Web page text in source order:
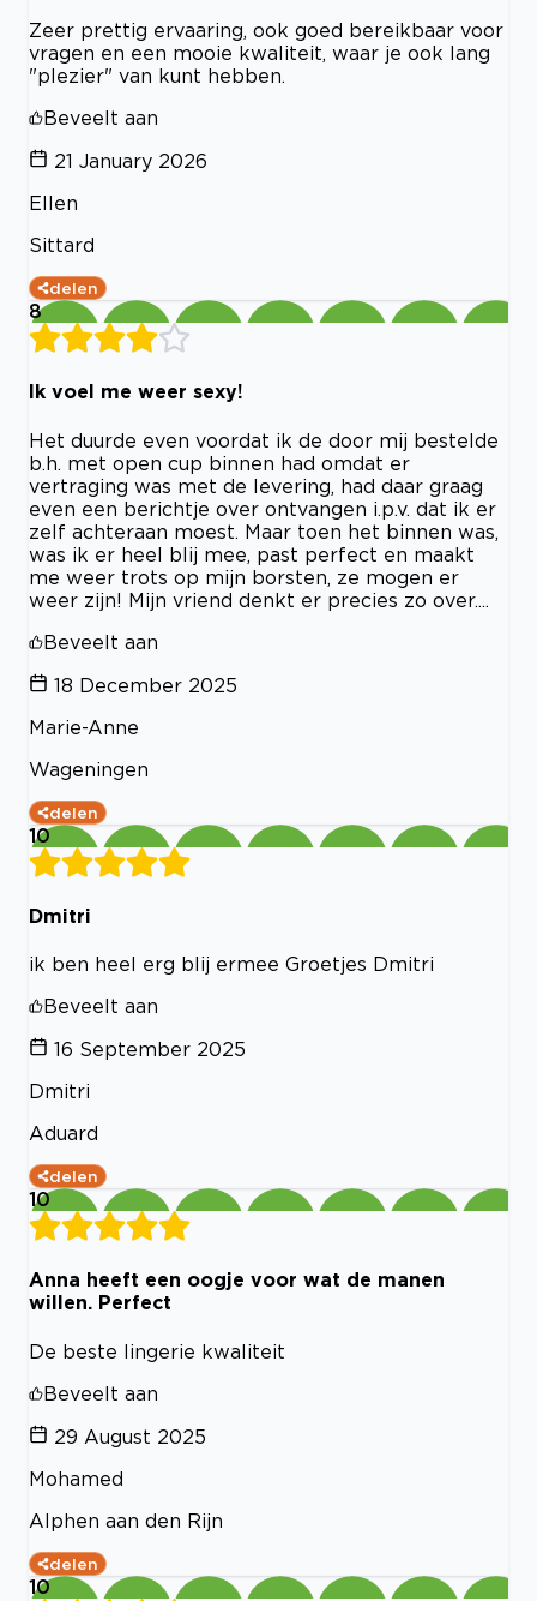
Zeer prettig ervaaring, ook goed bereikbaar voor
vragen en een mooie kwaliteit, waar je ook lang
"plezier" van kunt hebben.
Beveelt aan
21 January 2026
Ellen
Sittard
delen
8
Ik voel me weer sexy!
Het duurde even voordat ik de door mij bestelde
b.h. met open cup binnen had omdat er
vertraging was met de levering, had daar graag
even een berichtje over ontvangen i.p.v. dat ik er
zelf achteraan moest. Maar toen het binnen was,
was ik er heel blij mee, past perfect en maakt
me weer trots op mijn borsten, ze mogen er
weer zijn! Mijn vriend denkt er precies zo over....
Beveelt aan
18 December 2025
Marie-Anne
Wageningen
delen
10
Dmitri
ik ben heel erg blij ermee Groetjes Dmitri
Beveelt aan
16 September 2025
Dmitri
Aduard
delen
10
Anna heeft een oogje voor wat de manen
willen. Perfect
De beste lingerie kwaliteit
Beveelt aan
29 August 2025
Mohamed
Alphen aan den Rijn
delen
10